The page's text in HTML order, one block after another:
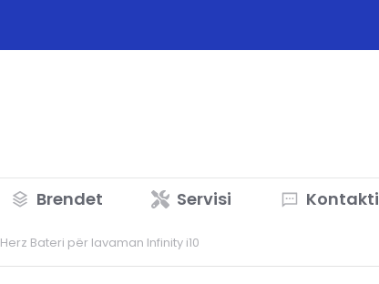
Brendet Servisi Kontakti
Herz Bateri për lavaman Infinity i10